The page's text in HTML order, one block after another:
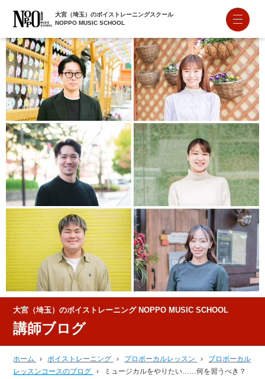
大宮（埼玉）のボイストレーニングスクール
NOPPO MUSIC SCHOOL
大宮（埼玉）のボイストレーニング NOPPO MUSIC SCHOOL
講師ブログ
ホーム › ボイストレーニング › プロボーカルレッスン ›
プロボーカル
レッスンコースのブログ
›
ミュージカルをやりたい……何を習うべき？